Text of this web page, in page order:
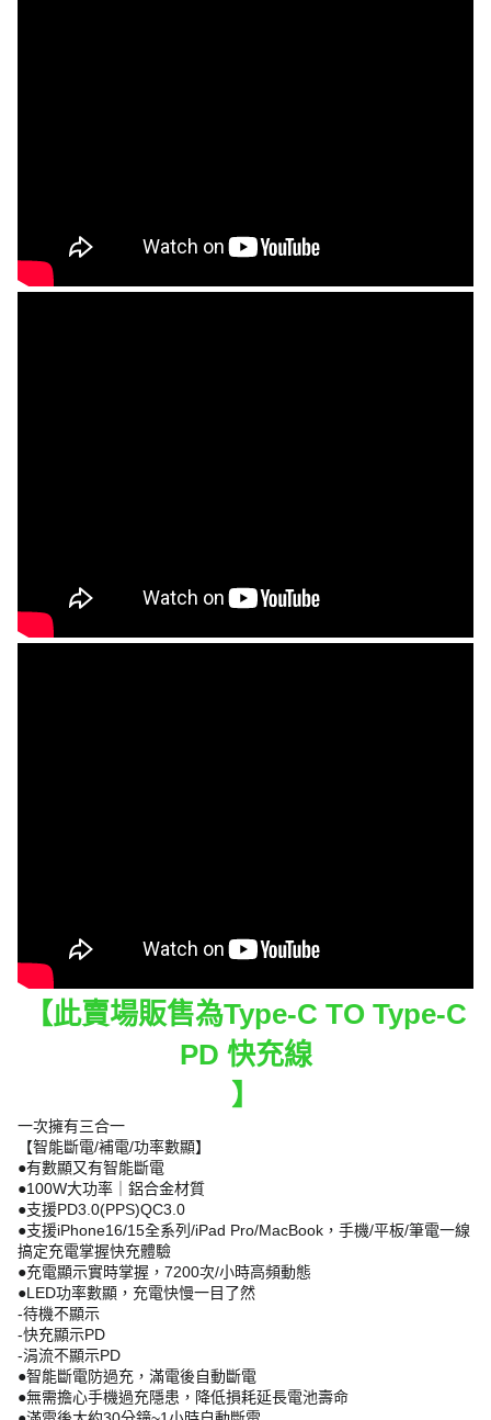
【此賣場販售為Type-C TO Type-C
PD 快充線
】
一次擁有三合一
【智能斷電/補電/功率數顯】
●有數顯又有智能斷電
●100W大功率｜鋁合金材質
●支援PD3.0(PPS)QC3.0
●支援iPhone16/15全系列/iPad Pro/MacBook，手機/平板/筆電一線
搞定充電掌握快充體驗
●充電顯示實時掌握，7200次/小時高頻動態
●LED功率數顯，充電快慢一目了然
-待機不顯示
-快充顯示PD
-涓流不顯示PD
●智能斷電防過充，滿電後自動斷電
●無需擔心手機過充隱患，降低損耗延長電池壽命